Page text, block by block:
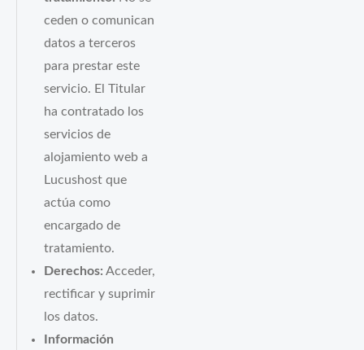
ceden o comunican
datos a terceros
para prestar este
servicio. El Titular
ha contratado los
servicios de
alojamiento web a
Lucushost que
actúa como
encargado de
tratamiento.
Derechos: Acceder,
rectificar y suprimir
los datos.
Información